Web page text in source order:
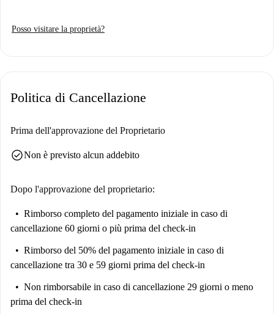
Posso visitare la proprietà?
Politica di Cancellazione
Prima dell'approvazione del Proprietario
check_circleNon è previsto alcun addebito
Dopo l'approvazione del proprietario:
Rimborso completo del pagamento iniziale in caso di
cancellazione 60 giorni o più prima del check-in
Rimborso del 50% del pagamento iniziale in caso di
cancellazione tra 30 e 59 giorni prima del check-in
Non rimborsabile in caso di cancellazione 29 giorni o meno
prima del check-in